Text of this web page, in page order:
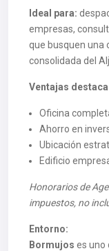
Ideal para:
empresas,
que busquen una
consolidada del
Ventajas
Oficina
Ahorro en
Ubicación
Edificio
Honorarios de
impuestos, no
Entorno:
Bormujos es uno